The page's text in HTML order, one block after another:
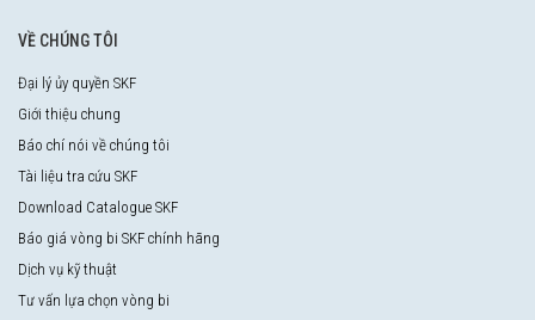
VỀ CHÚNG TÔI
Đại lý ủy quyền SKF
Giới thiệu chung
Báo chí nói về chúng tôi
Tài liệu tra cứu SKF
Download Catalogue SKF
Báo giá vòng bi SKF chính hãng
Dịch vụ kỹ thuật
Tư vấn lựa chọn vòng bi